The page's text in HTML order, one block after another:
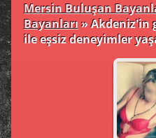
Mersin Buluşan
Bayanları »Akdeniz'in
ile eşsiz deneyimler